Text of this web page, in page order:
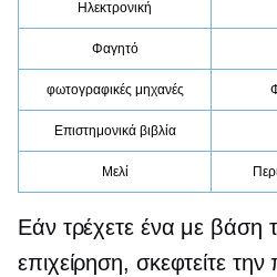
Ηλεκτρονική
Φαγητό
φωτογραφικές μηχανές
Επιστημονικά βιβλία
Μελί
Εάν τρέχετε ένα με βάση
επιχείρηση, σκεφτείτε